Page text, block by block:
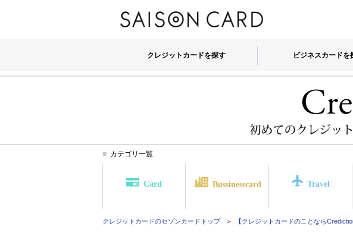
クレジットカードを探す ビジネスカードを
カテゴリ一覧
Card Bussinesscard Travel
クレジットカードのセゾンカード トップ 【クレジットカードのことなら